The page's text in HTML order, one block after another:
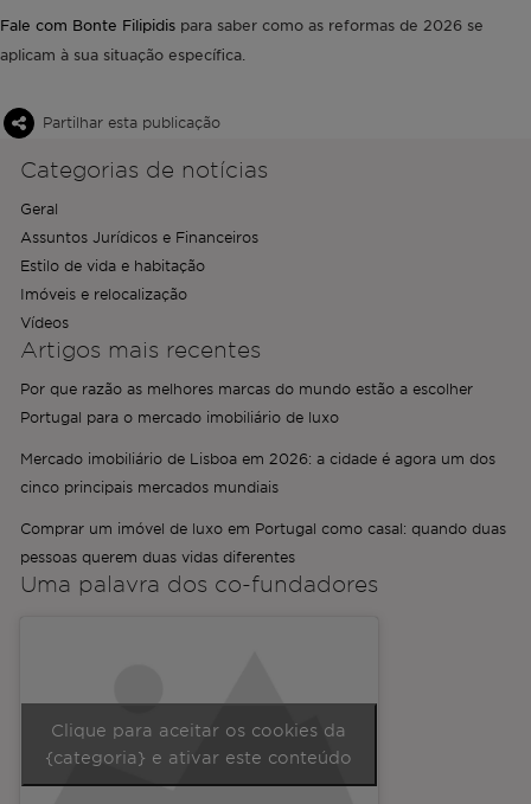
Fale com Bonte Filipidis para saber como as reformas de 2026 se
aplicam à sua situação específica.
Partilhar esta publicação
Categorias de notícias
Geral
Assuntos Jurídicos e Financeiros
Estilo de vida e habitação
Imóveis e relocalização
Vídeos
Artigos mais recentes
Por que razão as melhores marcas do mundo estão a escolher
Portugal para o mercado imobiliário de luxo
Mercado imobiliário de Lisboa em 2026: a cidade é agora um dos
cinco principais mercados mundiais
Comprar um imóvel de luxo em Portugal como casal: quando duas
pessoas querem duas vidas diferentes
Uma palavra dos co-fundadores
Clique para aceitar os cookies da
{categoria} e ativar este conteúdo